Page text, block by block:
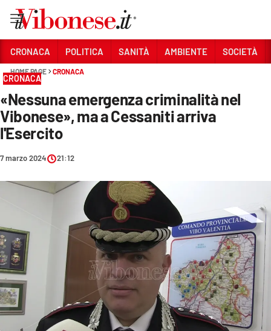
Sezioni
CRONACA
POLITICA
ECONOMIA E LAVORO
EVENTI
SPORT
CRONACA POLITICA SANITÀ AMBIENTE SOCIETÀ
HOME PAGE CRONACA
CRONACA
«Nessuna emergenza criminalità nel
Vibonese», ma a Cessaniti arriva
l'Esercito
7 marzo 2024 21:12